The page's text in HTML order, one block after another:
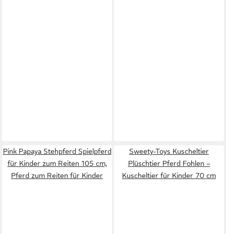
Pink Papaya Stehpferd Spielpferd
für Kinder zum Reiten 105 cm,
Pferd zum Reiten für Kinder
Sweety-Toys Kuscheltier
Plüschtier Pferd Fohlen –
Kuscheltier für Kinder 70 cm